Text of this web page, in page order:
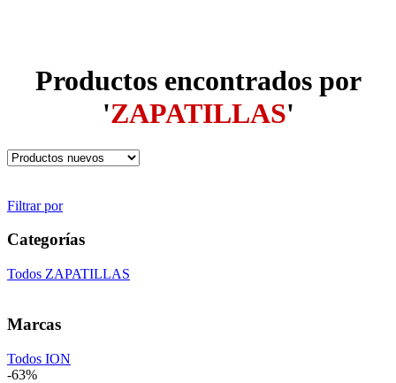
Productos encontrados por
'ZAPATILLAS'
Filtrar por
Categorías
Todos ZAPATILLAS
Marcas
Todos ION
-63%